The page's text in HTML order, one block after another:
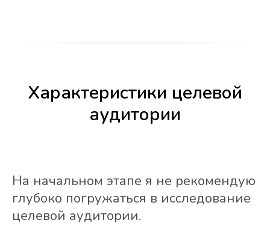
Характеристики целевой
аудитории
На начальном этапе я не рекомендую
глубоко погружаться в исследование
целевой аудитории.